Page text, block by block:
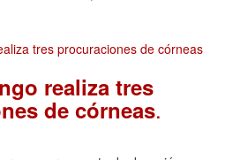
realiza tres
de córneas.